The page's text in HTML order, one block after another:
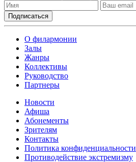
О филармонии
Залы
Жанры
Коллективы
Руководство
Партнеры
Новости
Афиша
Абонементы
Зрителям
Контакты
Политика конфиденциальности
Противодействие экстремизму